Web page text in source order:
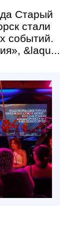
Старый
стали
событий.
&laqu...